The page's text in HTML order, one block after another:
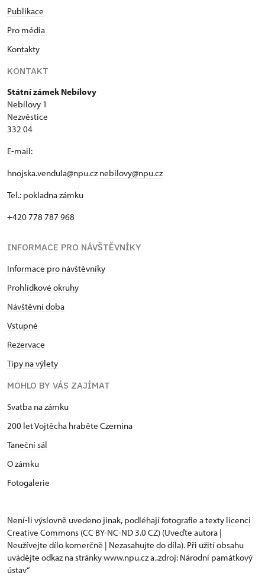
Publikace
Pro média
Kontakty
KONTAKT
Státní zámek Nebílovy
Nebílovy 1
Nezvěstice
332 04
E-mail:
hnojska.vendula@npu.cznebilovy@npu.cz
Tel.: pokladna zámku
+420 778 787 968
INFORMACE PRO NÁVŠTĚVNÍKY
Informace pro návštěvníky
Prohlídkové okruhy
Návštěvní doba
Vstupné
Rezervace
Tipy na výlety
MOHLO BY VÁS ZAJÍMAT
Svatba na zámku
200 let Vojtěcha hraběte Czernina
Taneční sál
O zámku
Fotogalerie
Není-li výslovně uvedeno jinak, podléhají fotografie a texty licenci
Creative Commons (CC BY-NC-ND 3.0 CZ) (Uveďte autora |
Neužívejte dílo komerčně | Nezasahujte do díla). Při užití obsahu
uvádějte odkaz na stránky www.npu.cz a „zdroj: Národní památkový
ústav“